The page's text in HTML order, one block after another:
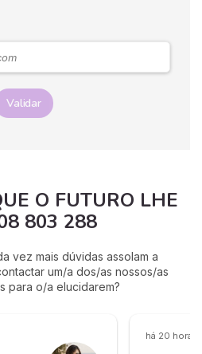
Validar
O FUTURO LHE
803 288
vez mais dúvidas assolam a
um/a dos/as nossos/as
para o/a elucidarem?
há 20